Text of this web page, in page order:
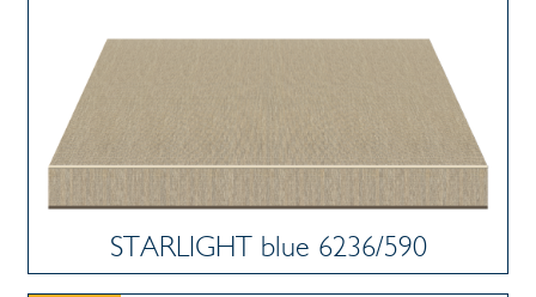
STARLIGHT blue 6236/590